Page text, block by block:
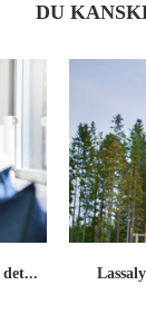
DU
det...